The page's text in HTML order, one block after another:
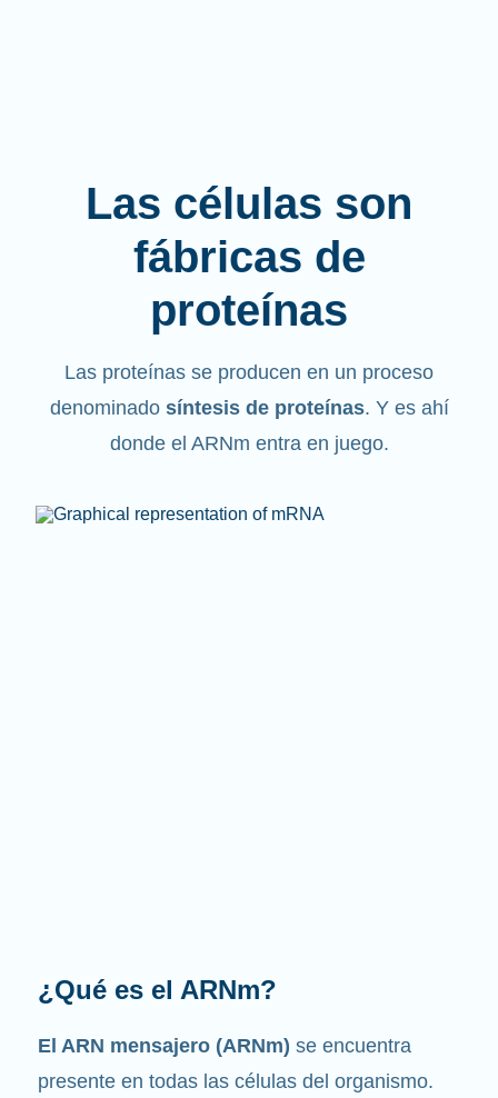
Las células son
fábricas de
proteínas
Las proteínas se producen en un proceso
denominado síntesis de proteínas. Y es ahí
donde el ARNm entra en juego.
¿Cuál es la función que
Como su nombre indica, el ARNm es un